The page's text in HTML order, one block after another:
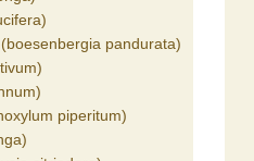
pandurata)
piperitum)